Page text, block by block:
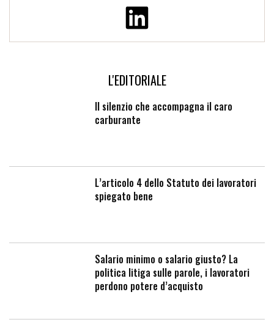
L'EDITORIALE
Il silenzio che accompagna il caro
carburante
L’articolo 4 dello Statuto dei lavoratori
spiegato bene
Salario minimo o salario giusto? La
politica litiga sulle parole, i lavoratori
perdono potere d’acquisto